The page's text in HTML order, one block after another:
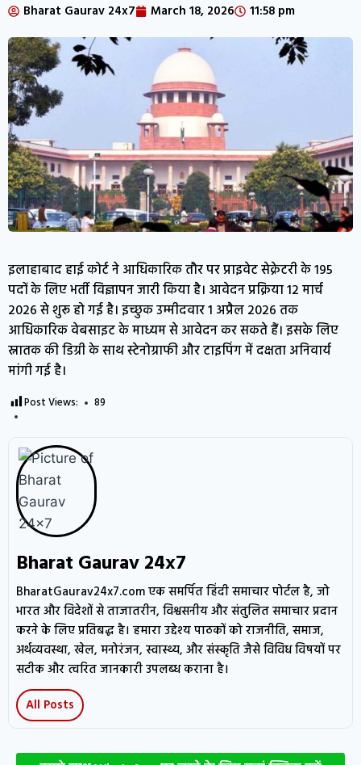
Bharat Gaurav 24x7 March 18, 2026 11:58 pm
इलाहाबाद हाई कोर्ट ने आधिकारिक तौर पर प्राइवेट सेक्रेटरी के 195
पदों के लिए भर्ती विज्ञापन जारी किया है। आवेदन प्रक्रिया 12 मार्च
2026 से शुरू हो गई है। इच्छुक उम्मीदवार 1 अप्रैल 2026 तक
आधिकारिक वेबसाइट के माध्यम से आवेदन कर सकते हैं। इसके लिए
स्नातक की डिग्री के साथ स्टेनोग्राफी और टाइपिंग में दक्षता अनिवार्य
मांगी गई है।
Post Views: 89
Bharat Gaurav 24x7
BharatGaurav24x7.com एक समर्पित हिंदी समाचार पोर्टल है, जो
भारत और विदेशों से ताजातरीन, विश्वसनीय और संतुलित समाचार प्रदान
करने के लिए प्रतिबद्ध है। हमारा उद्देश्य पाठकों को राजनीति, समाज,
अर्थव्यवस्था, खेल, मनोरंजन, स्वास्थ्य, और संस्कृति जैसे विविध विषयों पर
सटीक और त्वरित जानकारी उपलब्ध कराना है।
All Posts